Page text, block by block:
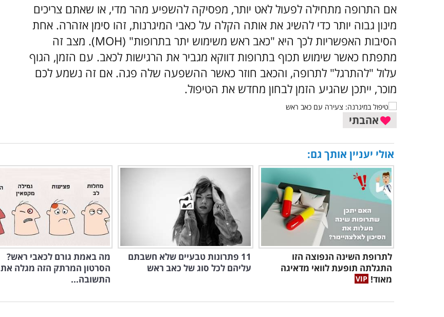
אם התרופה מתחילה לפעול לאט יותר, מפסיקה להשפיע מהר מדי, או שאתם צריכים
מינון גבוה יותר כדי להשיג את אותה הקלה על כאבי המיגרנות, זהו סימן אזהרה. אחת
הסיבות האפשריות לכך היא "כאב ראש משימוש יתר בתרופות" (MOH). מצב זה
מתפתח כאשר שימוש תכוף בתרופות דווקא מגביר את הרגישות לכאב. עם הזמן, הגוף
עלול "להתרגל" לתרופה, והכאב חוזר כאשר ההשפעה שלה פגה. אם זה נשמע לכם
מוכר, ייתכן שהגיע הזמן לבחון מחדש את הטיפול.
אהבתי
אולי יעניין אותך גם:
לתרופת השינה הנפוצה הזו
התגלתה תופעת לוואי מדאיגה
מאוד!
11 פתרונות טבעיים שלא חשבתם
עליהם לכל סוג של כאב ראש
מה באמת גורם לכאבי ראש?
הסרטון המרתק הזה מגלה את
התשובה...